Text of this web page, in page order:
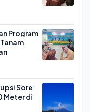
Program
Sore
Meter di